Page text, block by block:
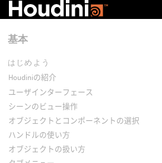
基本
はじめよう
Houdiniの紹介
ユーザインターフェース
シーンのビュー操作
オブジェクトとコンポーネントの選択
ハンドルの使い方
オブジェクトの扱い方